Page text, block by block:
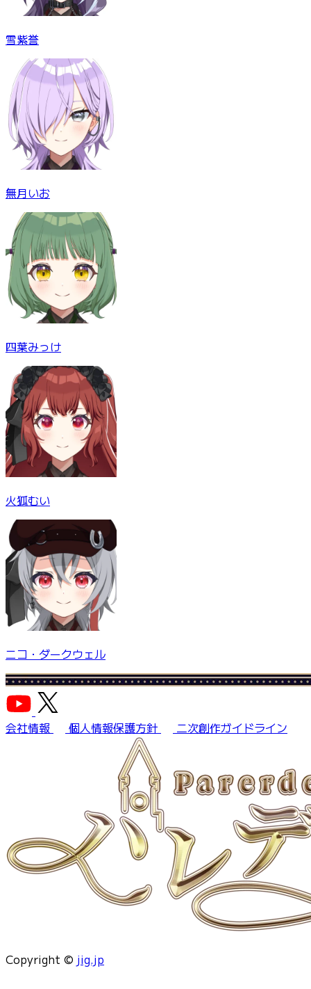
雪紫誉
無月いお
四葉みっけ
火狐むい
ニコ・ダークウェル
会社情報 個人情報保護方針 二次創作ガイドライン
Copyright © jig.jp